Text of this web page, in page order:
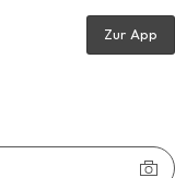
Zur App